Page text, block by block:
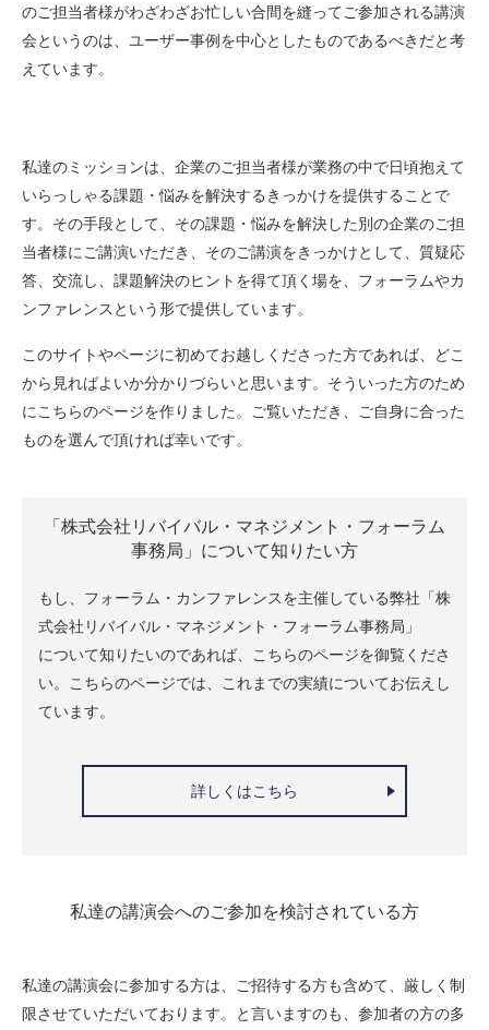
のご担当者様がわざわざお忙しい合間を縫ってご参加される講演
会というのは、ユーザー事例を中心としたものであるべきだと考
えています。
私達のミッションは、企業のご担当者様が業務の中で日頃抱えて
いらっしゃる課題・悩みを解決するきっかけを提供することで
す。その手段として、その課題・悩みを解決した別の企業のご担
当者様にご講演いただき、そのご講演をきっかけとして、質疑応
答、交流し、課題解決のヒントを得て頂く場を、フォーラムやカ
ンファレンスという形で提供しています。
このサイトやページに初めてお越しくださった方であれば、どこ
から見ればよいか分かりづらいと思います。そういった方のため
にこちらのページを作りました。ご覧いただき、ご自身に合った
ものを選んで頂ければ幸いです。
「株式会社リバイバル・マネジメント・フォーラム
事務局」について知りたい方
もし、フォーラム・カンファレンスを主催している弊社「株
式会社リバイバル・マネジメント・フォーラム事務局」
について知りたいのであれば、こちらのページを御覧くださ
い。こちらのページでは、これまでの実績についてお伝えし
ています。
詳しくはこちら
私達の講演会へのご参加を検討されている方
私達の講演会に参加する方は、ご招待する方も含めて、厳しく制
限させていただいております。と言いますのも、参加者の方の多